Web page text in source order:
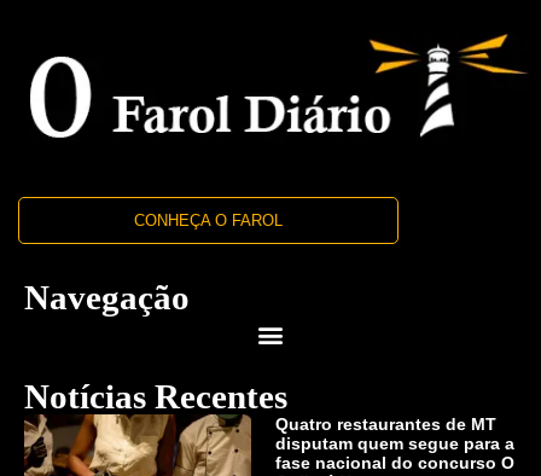
CONHEÇA O FAROL
Navegação
Notícias Recentes
Quatro restaurantes de MT
disputam quem segue para a
fase nacional do concurso O